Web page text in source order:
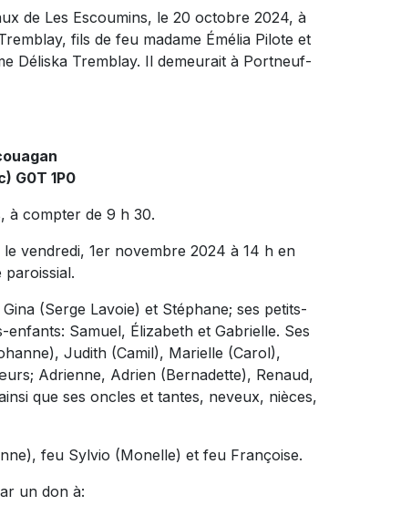
de Les Escoumins, le 20 octobre 2024, à
fils de feu madame Émélia Pilote et
Déliska Tremblay. Il demeurait à Portneuf-
G0T 1P0
à compter de 9 h 30.
vendredi, 1er novembre 2024 à 14 h en
(Serge Lavoie) et Stéphane; ses petits-
Samuel, Élizabeth et Gabrielle. Ses
Judith (Camil), Marielle (Carol),
Adrienne, Adrien (Bernadette), Renaud,
que ses oncles et tantes, neveux, nièces,
feu Sylvio (Monelle) et feu Françoise.
un don à: